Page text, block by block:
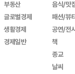
부동산
글로벌경제
생활경제
경제일반
음식/맛
패션/뷰
공연/전
책
종교
날씨